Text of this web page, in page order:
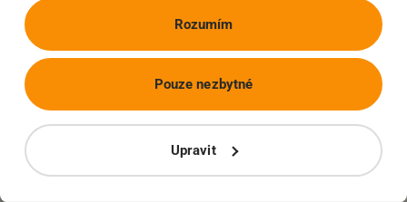
Rozumím
Upravit
Pouze nezbytné